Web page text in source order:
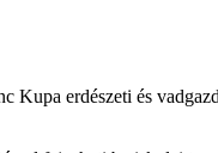
erdészeti és